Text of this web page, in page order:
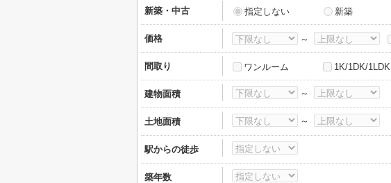
新築・中古 指定しない 新築
価格 ～
間取り ワンルーム 1K/1DK/1LDK
建物面積 ～
土地面積 ～
駅からの徒歩
築年数